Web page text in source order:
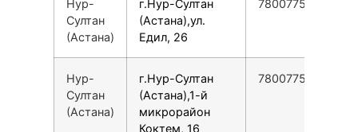
Нур-
Султан
(Астана)
г.Нур-Султан
(Астана),ул.
Едил, 26
78007753553
Нур-
Султан
(Астана)
г.Нур-Султан
(Астана),1-й
микрорайон
Коктем, 16
78007753553